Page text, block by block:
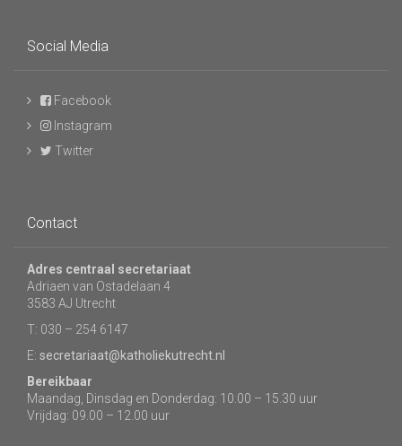
Social Media
Facebook
Instagram
Twitter
Contact
Adres centraal secretariaat
Adriaen van Ostadelaan 4
3583 AJ Utrecht
T: 030 – 254 6147
E: secretariaat@katholiekutrecht.nl
Bereikbaar
Maandag, Dinsdag en Donderdag: 10.00 – 15.30 uur
Vrijdag: 09.00 – 12.00 uur